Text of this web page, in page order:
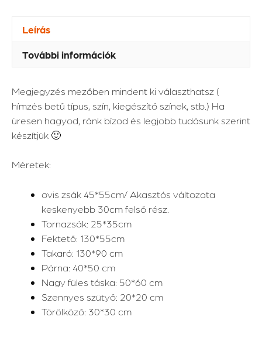
Leírás
További információk
Megjegyzés mezőben mindent ki választhatsz (
hímzés betű típus, szín, kiegészítő színek, stb.) Ha
üresen hagyod, ránk bízod és legjobb tudásunk szerint
készítjük 🙂
Méretek:
ovis zsák 45*55cm/ Akasztós változata
keskenyebb 30cm felső rész.
Tornazsák: 25*35cm
Fektető: 130*55cm
Takaró: 130*90 cm
Párna: 40*50 cm
Nagy füles táska: 50*60 cm
Szennyes szütyő: 20*20 cm
Törölköző: 30*30 cm